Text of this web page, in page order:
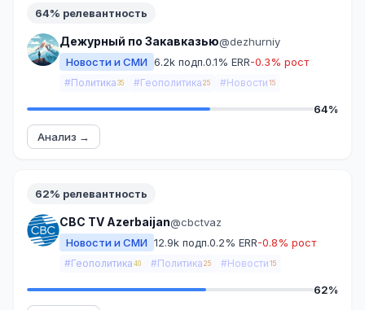
64% релевантность
Дежурный по Закавказью@dezhurniy
Новости и СМИ 6.2k подп.0.1% ERR-0.3% рост
#Политика 35 #Геополитика 25 #Новости 15
64%
Анализ →
62% релевантность
CBC TV Azerbaijan@cbctvaz
Новости и СМИ 12.9k подп.0.2% ERR-0.8% рост
#Геополитика 40 #Политика 25 #Новости 15
62%